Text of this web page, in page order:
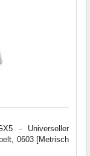
- Universeller
0603 [Metrisch